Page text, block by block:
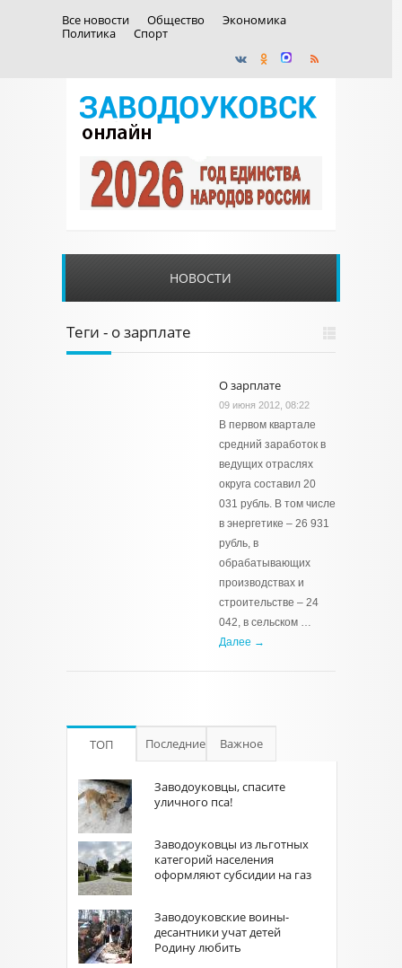
Все новости Общество
Экономика
Политика
Спорт
НОВОСТИ
Теги - о зарплате
О зарплате
09 июня 2012, 08:22
В первом квартале
средний заработок в
ведущих отраслях
округа составил 20
031 рубль. В том числе
в энергетике – 26 931
рубль, в
обрабатывающих
производствах и
строительстве – 24
042, в сельском …
Далее →
ТОП Последние Важное
Заводоуковцы, спасите
уличного пса!
Заводоуковцы из льготных
категорий населения
оформляют субсидии на газ
Заводоуковские воины-
десантники учат детей
Родину любить